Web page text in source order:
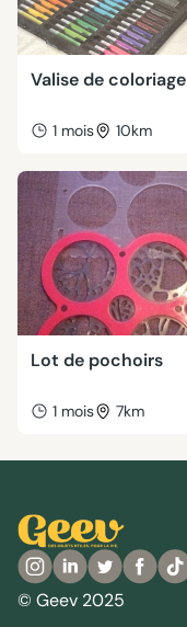
Valise de coloriage
1 mois 10km
Lot de pochoirs
1 mois 7km
© Geev 2025